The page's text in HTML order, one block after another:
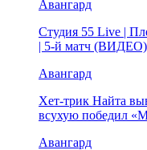
Авангард
Студия 55 Live |
| 5-й матч (ВИДЕО)
Авангард
Хет-трик Найта
всухую победил
Авангард